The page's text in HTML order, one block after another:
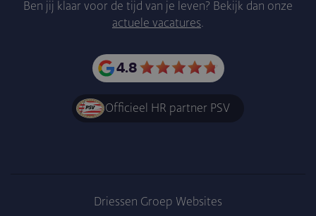
Ben jij klaar voor de tijd van je leven? Bekijk dan onze
actuele vacatures.
4.8
Officieel HR partner PSV
Driessen Groep Websites